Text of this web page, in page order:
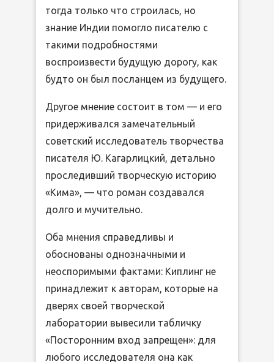
тогда только что строилась, но
знание Индии помогло писателю с
такими подробностями
воспроизвести будущую дорогу, как
будто он был посланцем из будущего.
Другое мнение состоит в том — и его
придерживался замечательный
советский исследователь творчества
писателя Ю. Кагарлицкий, детально
проследивший творческую историю
«Кима», — что роман создавался
долго и мучительно.
Оба мнения справедливы и
обоснованы однозначными и
неоспоримыми фактами: Киплинг не
принадлежит к авторам, которые на
дверях своей творческой
лаборатории вывесили табличку
«Посторонним вход запрещен»: для
любого исследователя она как